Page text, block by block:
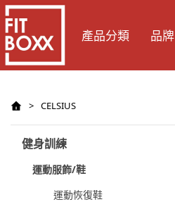
產品分類 品牌
> CELSIUS
健身訓練
運動服飾/鞋
運動恢復鞋